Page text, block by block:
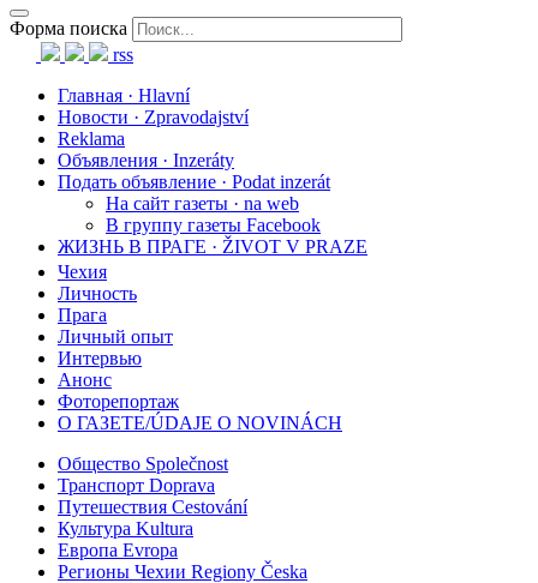
Форма поиска
rss
Главная · Hlavní
Новости · Zpravodajství
Reklama
Объявления · Inzeráty
Подать объявление · Podat inzerát
На сайт газеты · na web
В группу газеты Facebook
ЖИЗНЬ В ПРАГЕ · ŽIVOT V PRAZE
Чехия
Личность
Прага
Личный опыт
Интервью
Анонс
Фоторепортаж
О ГАЗЕТЕ/ÚDAJE O NOVINÁCH
Общество Společnost
Транспорт Doprava
Путешествия Cestování
Культура Kultura
Европа Evropa
Регионы Чехии Regiony Česka